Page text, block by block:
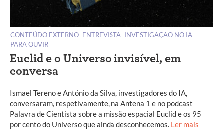
CONTEÚDO EXTERNO ENTREVISTA INVESTIGAÇÃO NO IA
PARA OUVIR
Euclid e o Universo invisível, em
conversa
Ismael Tereno e António da Silva, investigadores do IA,
conversaram, respetivamente, na Antena 1 e no podcast
Palavra de Cientista sobre a missão espacial Euclid e os 95
por cento do Universo que ainda desconhecemos. Ler mais